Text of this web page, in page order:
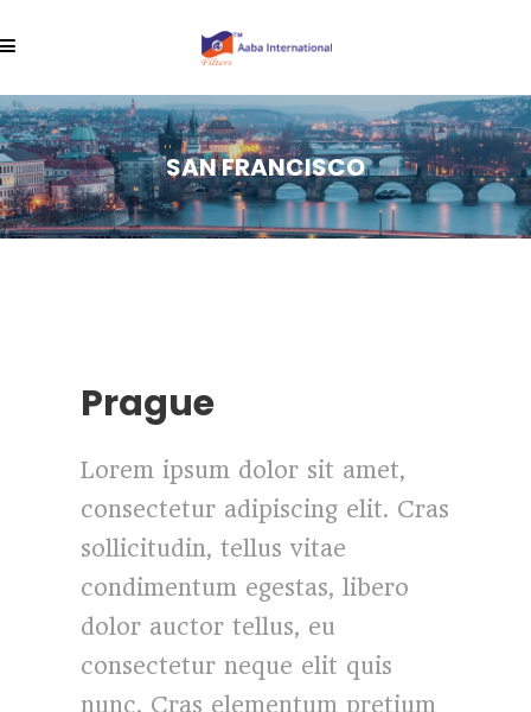
SAN FRANCISCO
Prague
Lorem ipsum dolor sit amet,
consectetur adipiscing elit. Cras
sollicitudin, tellus vitae
condimentum egestas, libero
dolor auctor tellus, eu
consectetur neque elit quis
nunc. Cras elementum pretium